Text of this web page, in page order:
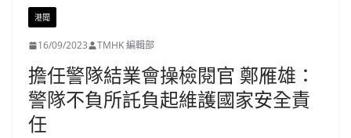
港聞
16/09/2023 TMHK 編輯部
擔任警隊結業會操檢閱官 鄭雁雄：
警隊不負所託負起維護國家安全責
任